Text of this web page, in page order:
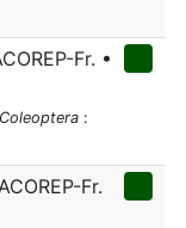
Fr. •
Coleoptera :
Fr.